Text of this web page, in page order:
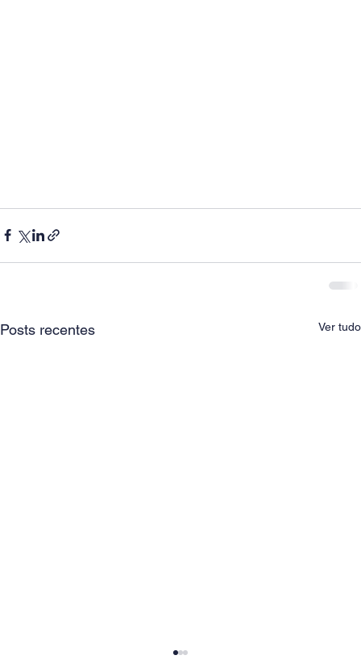
Posts recentes Ver tudo